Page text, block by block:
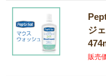
ジ
販売